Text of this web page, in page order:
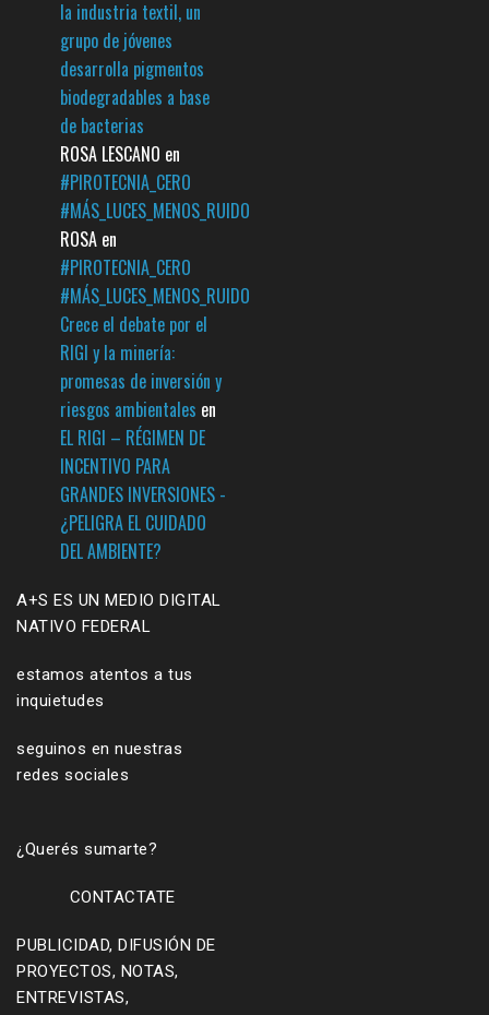
la industria textil, un
grupo de jóvenes
desarrolla pigmentos
biodegradables a base
de bacterias
ROSA LESCANO en
#PIROTECNIA_CERO
#MÁS_LUCES_MENOS_RUIDO
ROSA en
#PIROTECNIA_CERO
#MÁS_LUCES_MENOS_RUIDO
Crece el debate por el
RIGI y la minería:
promesas de inversión y
riesgos ambientales en
EL RIGI – RÉGIMEN DE
INCENTIVO PARA
GRANDES INVERSIONES -
¿PELIGRA EL CUIDADO
DEL AMBIENTE?
A+S ES UN MEDIO DIGITAL
NATIVO FEDERAL
estamos atentos a tus
inquietudes
seguinos en nuestras
redes sociales
¿Querés sumarte?
CONTACTATE
PUBLICIDAD, DIFUSIÓN DE
PROYECTOS, NOTAS,
ENTREVISTAS,